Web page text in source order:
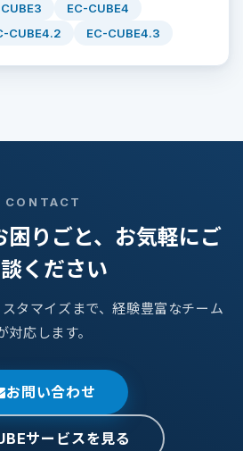
EC-CUBE4
CUBE4.2 EC-CUBE4.3
CONTACT
りごと、お気軽にご
ください
タマイズまで、経験豊富なチーム
対応します。
お問い合わせ
サービスを見る